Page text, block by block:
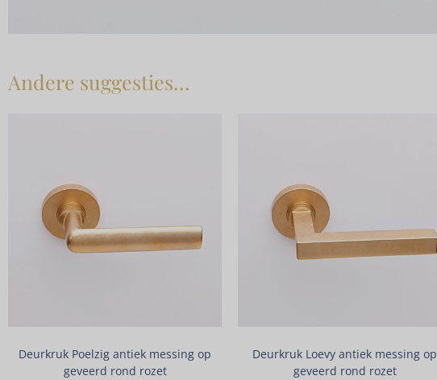
Andere suggesties…
Deurkruk Poelzig antiek messing op
geveerd rond rozet
Deurkruk Loevy antiek messing op
geveerd rond rozet